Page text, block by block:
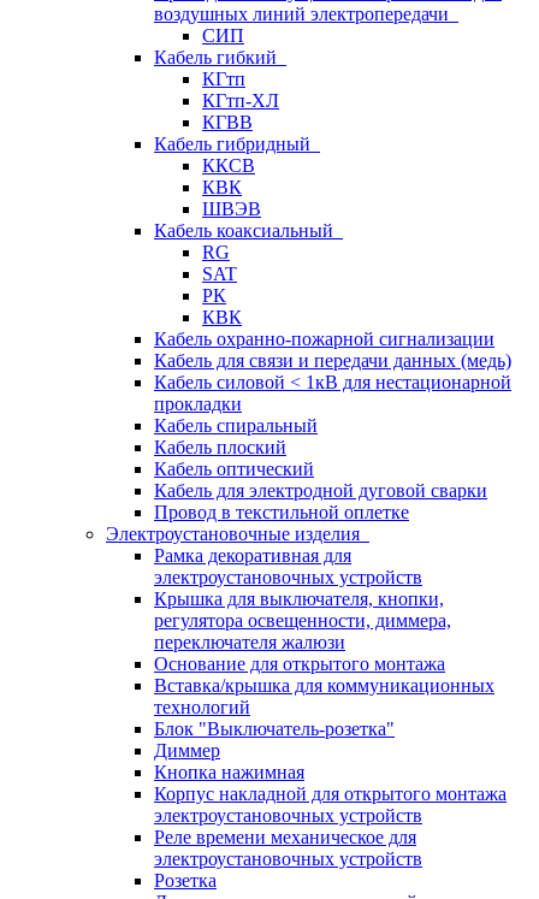
воздушных линий электропередачи
СИП
Кабель гибкий
КГтп
КГтп-ХЛ
КГВВ
Кабель гибридный
ККСВ
КВК
ШВЭВ
Кабель коаксиальный
RG
SAT
РК
КВК
Кабель охранно-пожарной сигнализации
Кабель для связи и передачи данных (медь)
Кабель силовой < 1кВ для нестационарной
прокладки
Кабель спиральный
Кабель плоский
Кабель оптический
Кабель для электродной дуговой сварки
Провод в текстильной оплетке
Электроустановочные изделия
Рамка декоративная для
электроустановочных устройств
Крышка для выключателя, кнопки,
регулятора освещенности, диммера,
переключателя жалюзи
Основание для открытого монтажа
Вставка/крышка для коммуникационных
технологий
Блок "Выключатель-розетка"
Диммер
Кнопка нажимная
Корпус накладной для открытого монтажа
электроустановочных устройств
Реле времени механическое для
электроустановочных устройств
Розетка